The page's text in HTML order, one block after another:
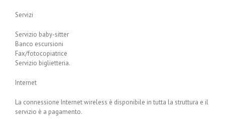
Servizi
Servizio baby-sitter
Banco escursioni
Fax/fotocopiatrice
Servizio biglietteria.
Internet
La connessione Internet wireless è disponibile in tutta la struttura e il
servizio è a pagamento.